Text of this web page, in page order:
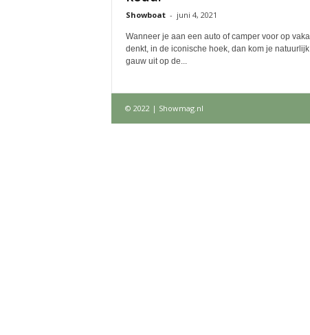
Showboat - juni 4, 2021
Wanneer je aan een auto of camper voor op
denkt, in de iconische hoek, dan kom je natuurlijk
gauw uit op de...
© 2022 | Showmag.nl